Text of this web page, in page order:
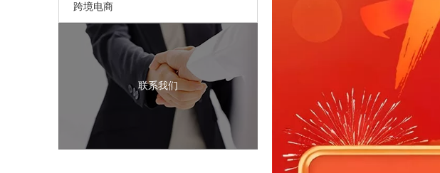
跨境电商
联系我们